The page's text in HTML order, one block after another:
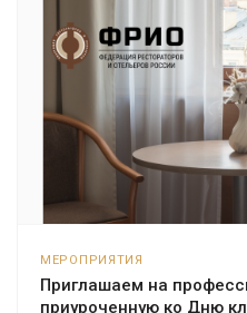
МЕРОПРИЯТИЯ
Приглашаем на
приуроченную ко Дню